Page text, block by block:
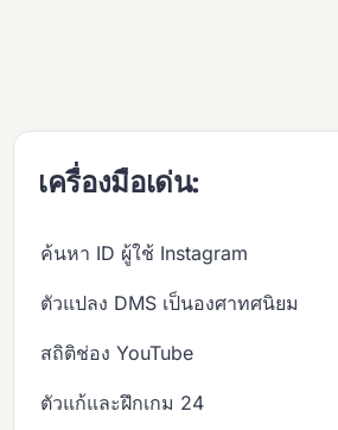
เครื่องมือเด่น:
ค้นหา ID ผู้ใช้ Instagram
ตัวแปลง DMS เป็นองศาทศนิยม
สถิติช่อง YouTube
ตัวแก้และฝึกเกม 24